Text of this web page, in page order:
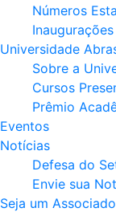
Números
Inaugurações
Universidade
Sobre a
Cursos
Prêmio
Eventos
Notícias
Defesa do
Envie sua
Seja um Associado